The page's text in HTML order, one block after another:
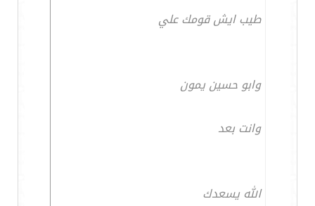
طيب ايش قومك علي
وابو حسين يمون
وانت بعد
الله يسعدك